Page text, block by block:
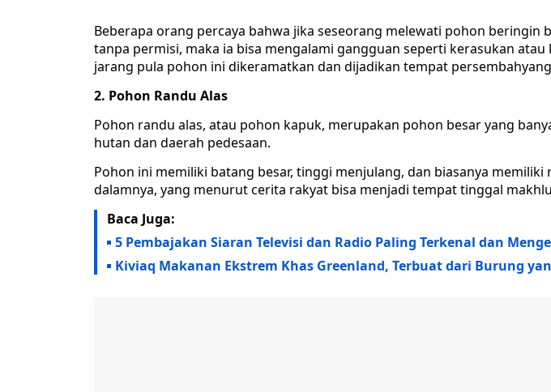
Beberapa orang percaya bahwa jika seseorang melewati pohon beringin
tanpa permisi, maka ia bisa mengalami gangguan seperti kerasukan atau
jarang pula pohon ini dikeramatkan dan dijadikan tempat
2. Pohon Randu Alas
Pohon randu alas, atau pohon kapuk, merupakan pohon besar yang
hutan dan daerah pedesaan.
Pohon ini memiliki batang besar, tinggi menjulang, dan biasanya memiliki
dalamnya, yang menurut cerita rakyat bisa menjadi tempat tinggal
Baca Juga:
5 Pembajakan Siaran Televisi dan Radio Paling Terkenal dan
Kiviaq Makanan Ekstrem Khas Greenland, Terbuat dari Burung